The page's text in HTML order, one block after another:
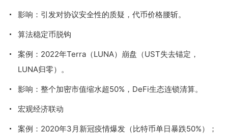
影响：引发对协议安全性的质疑，代币价格腰斩。
算法稳定币脱钩
案例：2022年Terra（LUNA）崩盘（UST失去锚定，
LUNA归零）。
影响：整个加密市值缩水超50%，DeFi生态连锁清算。
宏观经济联动
案例：2020年3月新冠疫情爆发（比特币单日暴跌50%）；